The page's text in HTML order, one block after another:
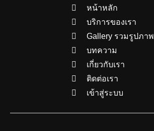
หน้าหลัก
บริการของเรา
Gallery รวมรูปภาพ
บทความ
เกี่ยวกับเรา
ติดต่อเรา
เข้าสู่ระบบ